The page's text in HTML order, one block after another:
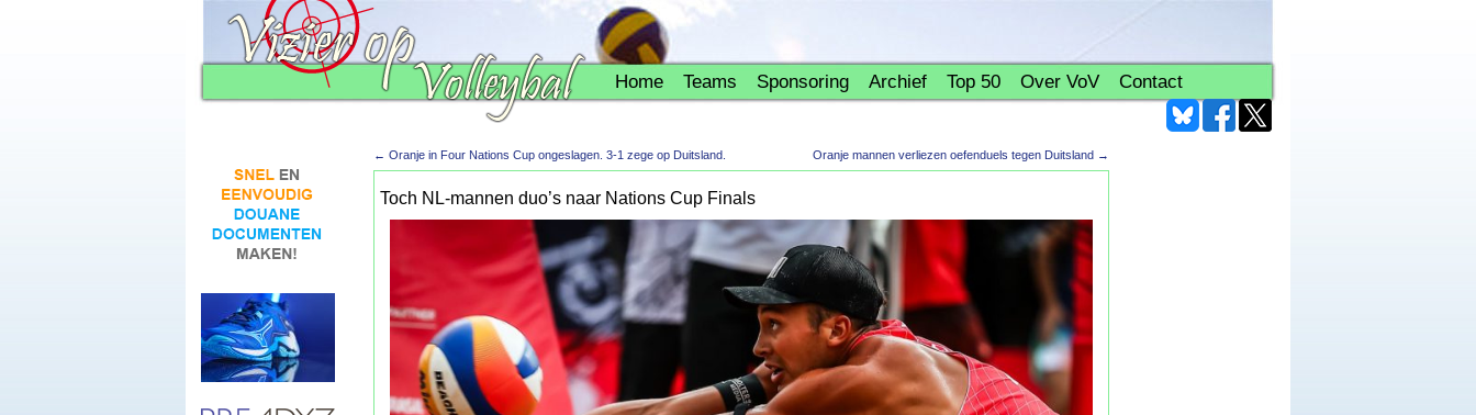
Home Teams Sponsoring Archief Top 50 Over VoV Contact
← Oranje in Four Nations Cup ongeslagen. 3-1 zege op Duitsland. Oranje mannen verliezen oefenduels tegen Duitsland →
Toch NL-mannen duo’s naar Nations Cup Finals